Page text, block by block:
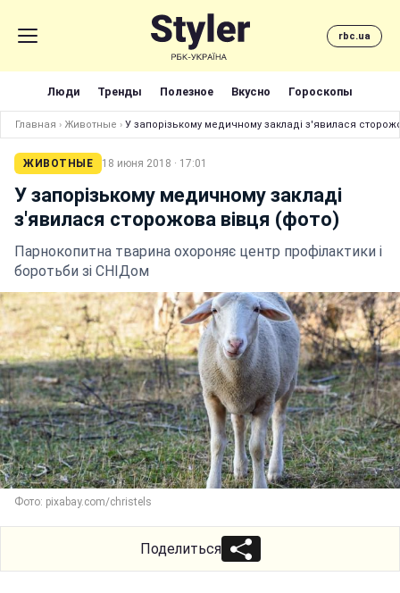
rbc.ua
Люди Тренды Полезное Вкусно Гороскопы
Главная › Животные › У запорізькому медичному закладі з'явилася
ЖИВОТНЫЕ 18 июня 2018 · 17:01
У запорізькому медичному закладі
з'явилася сторожова вівця (фото)
Парнокопитна тварина охороняє центр профілактики і
боротьби зі СНІДом
Фото: pixabay.com/christels
Поделиться